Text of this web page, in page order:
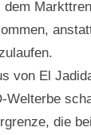
dem
von El
Welterbe
die